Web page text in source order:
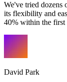
We've tried dozens
its flexibility and
40% within the first
David Park